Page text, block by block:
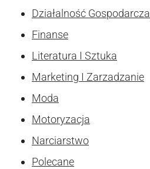
Działalność Gospodarcza
Finanse
Literatura I Sztuka
Marketing I Zarzadzanie
Moda
Motoryzacja
Narciarstwo
Polecane